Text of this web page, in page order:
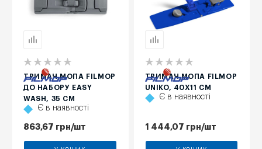
ТРИМАЧ МОПА FILMOP
ДО НАБОРУ EASY
WASH, 35 СМ
Є в наявності
863,67 грн/шт
ТРИМАЧ МОПА FILMOP
UNIKO, 40Х11 СМ
Є в наявності
1 444,07 грн/шт